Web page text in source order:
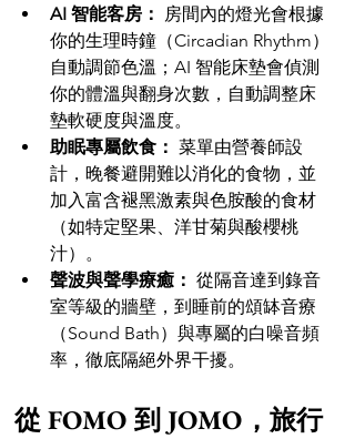
AI 智能客房： 房間內的燈光會根據
你的生理時鐘（Circadian Rhythm）
自動調節色溫；AI 智能床墊會偵測
你的體溫與翻身次數，自動調整床
墊軟硬度與溫度。
助眠專屬飲食： 菜單由營養師設
計，晚餐避開難以消化的食物，並
加入富含褪黑激素與色胺酸的食材
（如特定堅果、洋甘菊與酸櫻桃
汁）。
聲波與聲學療癒： 從隔音達到錄音
室等級的牆壁，到睡前的頌缽音療
（Sound Bath）與專屬的白噪音頻
率，徹底隔絕外界干擾。
從 FOMO 到 JOMO，旅行